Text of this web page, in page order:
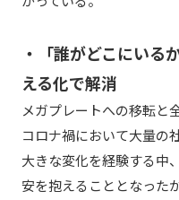
・「誰がどこにいる
える化で解消
メガプレートへの移転と
コロナ禍において大量の
大きな変化を経験する中
安を抱えることとなった